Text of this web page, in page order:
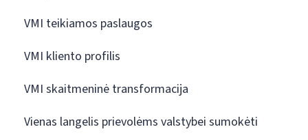
VMI teikiamos paslaugos
VMI kliento profilis
VMI skaitmeninė transformacija
Vienas langelis prievolėms valstybei sumokėti